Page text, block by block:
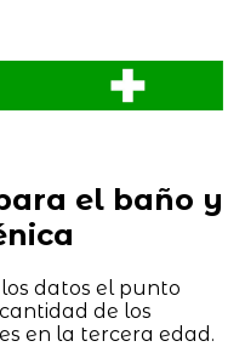
el baño y
datos el punto
de los
en la tercera edad.